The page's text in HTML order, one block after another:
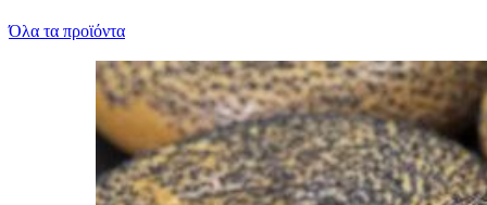
Όλα τα προϊόντα